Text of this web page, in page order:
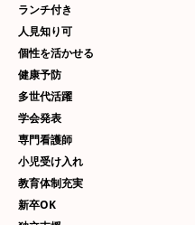
ランチ付き
人見知り可
個性を活かせる
健康予防
多世代活躍
学会発表
専門看護師
小児受け入れ
教育体制充実
新卒OK